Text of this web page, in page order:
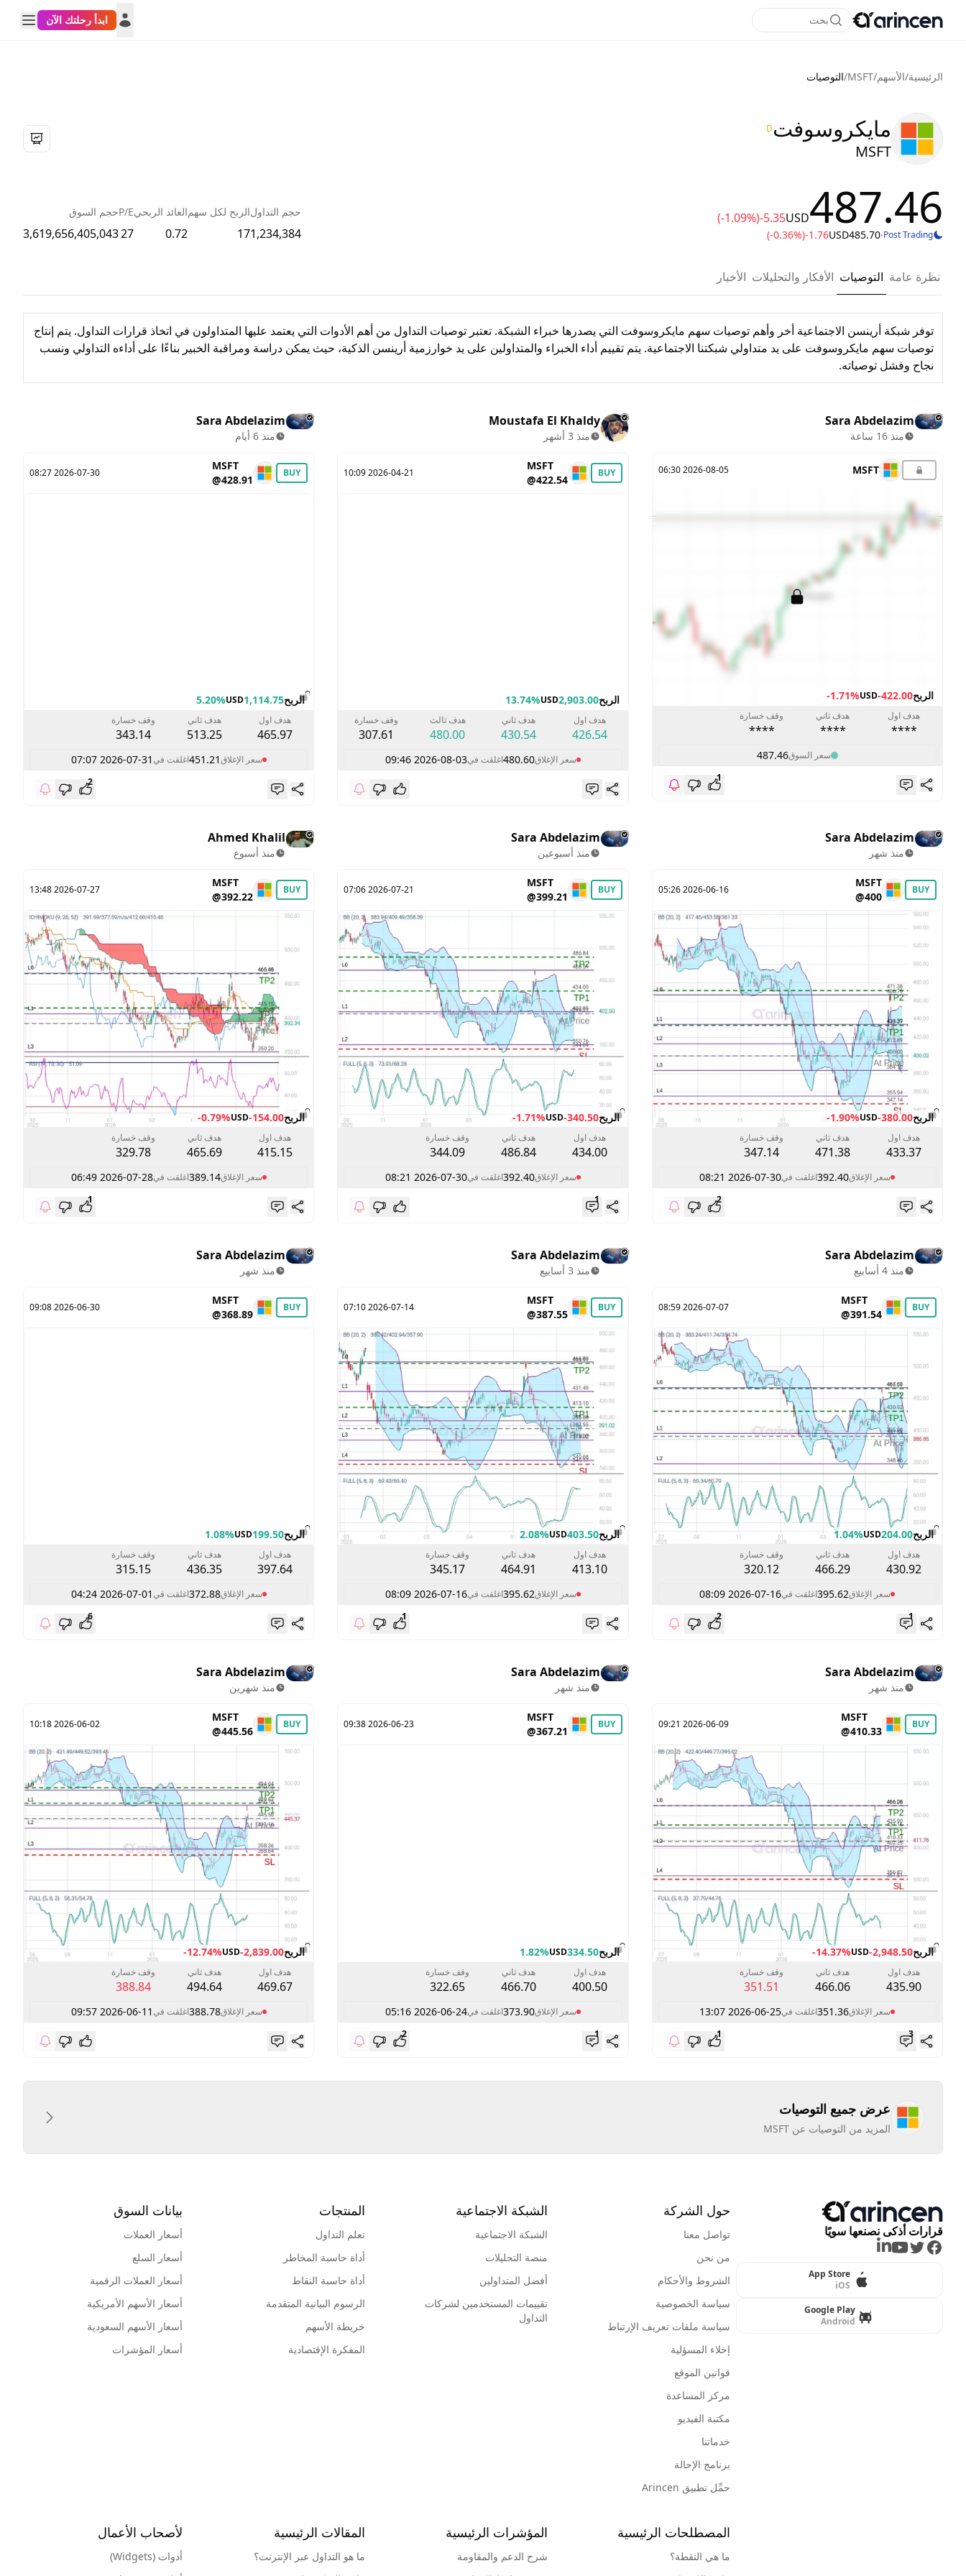
بحث ابدأ رحلتك الآن
الرئيسية/الأسهم/
MSFT
/التوصيات
مايكروسوفتD
MSFT
487.46
USD
-5.35
(-1.09%)
Post Trading
·
485.70
USD
-1.76
(-0.36%)
حجم التداول
1,234,384
الربح لكل سهم
17
العائد الربحي
0.72
P/E
27
حجم السوق
3,619,656,405,043
نظرة عامة التوصيات الأفكار والتحليلات الأخبار
توفر شبكة أرينسن الاجتماعية أخر وأهم توصيات سهم مايكروسوفت التي يصدرها خبراء الشبكة. تعتبر توصيات التداول من أهم الأدوات التي يعتمد عليها المتداولون في اتخاذ قرارات التداول. يتم إنتاج
توصيات سهم مايكروسوفت على يد متداولي شبكتنا الاجتماعية. يتم تقييم أداء الخبراء والمتداولين على يد خوارزمية أرينسن الذكية، حيث يمكن دراسة ومراقبة الخبير بناءًا على أداءه التداولي ونسب
نجاح وفشل توصياته.
Sara Abdelazim
منذ 16 ساعة
MSFT
2026-08-05 06:30
الربح-422.00
USD
-1.71%
هدف اول
****
هدف ثاني
****
وقف خسارة
****
سعر السوق487.46
1
Moustafa El Khaldy
منذ 3 أشهر
BUY
MSFT
@422.54
2026-04-21 10:09
الربح2,903.00
USD
13.74%
هدف اول
426.54
هدف ثاني
430.54
هدف ثالث
480.00
وقف خسارة
307.61
سعر الإغلاق480.60اغلقت في2026-08-03 09:46
Sara Abdelazim
منذ 6 أيام
BUY
MSFT
@428.91
2026-07-30 08:27
الربح1,114.75
USD
5.20%
هدف اول
465.97
هدف ثاني
513.25
وقف خسارة
343.14
سعر الإغلاق451.21اغلقت في 2026-07-31 07:07
2
Sara Abdelazim
منذ شهر
BUY
MSFT
@400
2026-06-16 05:26
الربح-380.00
USD
-1.90%
هدف اول
433.37
هدف ثاني
471.38
وقف خسارة
347.14
سعر الإغلاق392.40اغلقت في2026-07-30 08:21
2
Sara Abdelazim
منذ أسبوعين
BUY
MSFT
@399.21
2026-07-21 07:06
الربح-340.50
USD
-1.71%
هدف اول
434.00
هدف ثاني
486.84
وقف خسارة
344.09
سعر الإغلاق392.40اغلقت في2026-07-30 08:21
1
Ahmed Khalil
منذ أسبوع
BUY
MSFT
@392.22
2026-07-27 13:48
الربح-154.00
USD
-0.79%
هدف اول
415.15
هدف ثاني
465.69
وقف خسارة
329.78
سعر الإغلاق389.14اغلقت في2026-07-28 06:49
1
Sara Abdelazim
منذ 4 أسابيع
BUY
MSFT
@391.54
2026-07-07 08:59
الربح204.00
USD
1.04%
هدف اول
430.92
هدف ثاني
466.29
وقف خسارة
320.12
سعر الإغلاق395.62اغلقت في2026-07-16 08:09
1
2
Sara Abdelazim
منذ 3 أسابيع
BUY
MSFT
@387.55
2026-07-14 07:10
الربح403.50
USD
2.08%
هدف اول
413.10
هدف ثاني
464.91
وقف خسارة
345.17
سعر الإغلاق395.62اغلقت في2026-07-16 08:09
1
Sara Abdelazim
منذ شهر
BUY
MSFT
@368.89
2026-06-30 09:08
الربح199.50
USD
1.08%
هدف اول
397.64
هدف ثاني
436.35
وقف خسارة
315.15
سعر الإغلاق372.88اغلقت في 2026-07-01 04:24
6
Sara Abdelazim
منذ شهر
BUY
MSFT
@410.33
2026-06-09 09:21
الربح-2,948.50
USD
-14.37%
هدف اول
435.90
هدف ثاني
466.06
وقف خسارة
351.51
سعر الإغلاق351.36اغلقت في2026-06-25 13:07
3
1
Sara Abdelazim
منذ شهر
BUY
MSFT
@367.21
2026-06-23 09:38
الربح334.50
USD
1.82%
هدف اول
400.50
هدف ثاني
466.70
وقف خسارة
322.65
سعر الإغلاق373.90اغلقت في2026-06-24 05:16
1
2
Sara Abdelazim
منذ شهرين
BUY
MSFT
@445.56
2026-06-02 10:18
الربح-2,839.00
USD
-12.74%
هدف اول
469.67
هدف ثاني
494.64
وقف خسارة
388.84
سعر الإغلاق388.78اغلقت في 2026-06-11 09:57
عرض جميع التوصيات
المزيد من التوصيات عن MSFT
قرارات أذكى نصنعها سويًا
Facebook
Twitter
Youtube
LinkedIn
App Store
iOS
Google Play
Android
حول الشركة
تواصل معنا
من نحن
الشروط والأحكام
سياسة الخصوصية
سياسة ملفات تعريف الإرتباط
إخلاء المسؤلية
قوانين الموقع
مركز المساعدة
مكتبة الفيديو
خدماتنا
برنامج الإحالة
حمِّل تطبيق Arincen
الشبكة الاجتماعية
الشبكة الاجتماعية
منصة التحليلات
أفضل المتداولين
تقييمات المستخدمين لشركات
التداول
المنتجات
تعلم التداول
أداة حاسبة المخاطر
أداة حاسبة النقاط
الرسوم البيانية المتقدمة
خريطة الأسهم
المفكرة الإقتصادية
بيانات السوق
أسعار العملات
أسعار السلع
أسعار العملات الرقمية
أسعار الأسهم الأمريكية
أسعار الأسهم السعودية
أسعار المؤشرات
المصطلحات الرئيسية
ما هي النقطة؟
المؤشرات الرئيسية
شرح الدعم والمقاومة
المقالات الرئيسية
ما هو التداول عبر الإنترنت؟
لأصحاب الأعمال
أدوات (Widgets)